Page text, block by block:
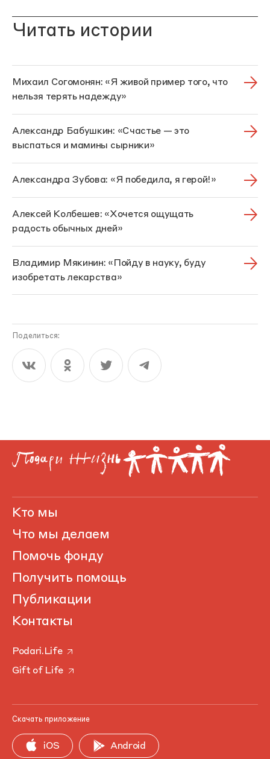
Читать истории
Михаил Согомонян: «Я живой пример того, что
нельзя терять надежду»
Александр Бабушкин: «Счастье — это
выспаться и мамины сырники»
Александра Зубова: «Я победила, я герой!»
Алексей Колбешев: «Хочется ощущать
радость обычных дней»
Владимир Мякинин: «Пойду в науку, буду
изобретать лекарства»
Поделиться:
Кто мы
Что мы делаем
Помочь фонду
Получить помощь
Публикации
Контакты
Podari.Life
Gift of Life
Скачать приложение
iOS Android